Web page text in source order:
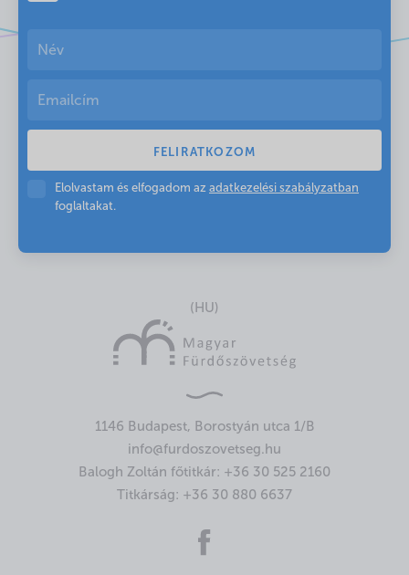
Elolvastam és elfogadom az adatkezelési szabályzatban
foglaltakat.
(HU)
1146 Budapest, Borostyán utca 1/B
info@furdoszovetseg.hu
Balogh Zoltán főtitkár: +36 30 525 2160
Titkárság: +36 30 880 6637